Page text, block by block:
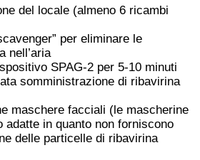
del locale (almeno 6 ricambi
per eliminare le
nell’aria
SPAG-2 per 5-10 minuti
somministrazione di ribavirina
maschere facciali (le mascherine
adatte in quanto non forniscono
delle particelle di ribavirina